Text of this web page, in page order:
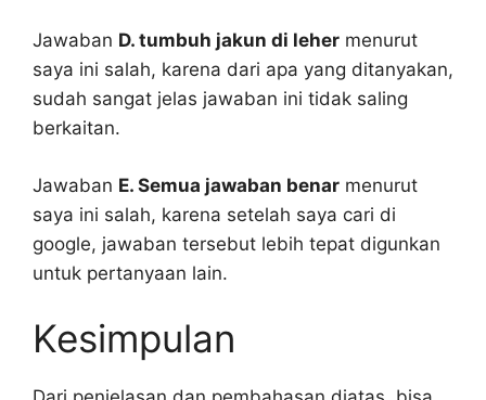
Jawaban D. tumbuh jakun di leher menurut
saya ini salah, karena dari apa yang ditanyakan,
sudah sangat jelas jawaban ini tidak saling
berkaitan.
Jawaban E. Semua jawaban benar menurut
saya ini salah, karena setelah saya cari di
google, jawaban tersebut lebih tepat digunkan
untuk pertanyaan lain.
Kesimpulan